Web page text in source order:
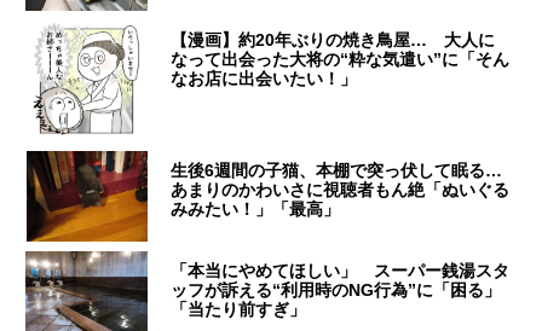
【漫画】約20年ぶりの焼き鳥屋… 大人に
なって出会った大将の“粋な気遣い”に「そん
なお店に出会いたい！」
生後6週間の子猫、本棚で突っ伏して眠る…
あまりのかわいさに視聴者もん絶「ぬいぐる
みみたい！」「最高」
「本当にやめてほしい」 スーパー銭湯スタ
ッフが訴える“利用時のNG行為”に「困る」
「当たり前すぎ」